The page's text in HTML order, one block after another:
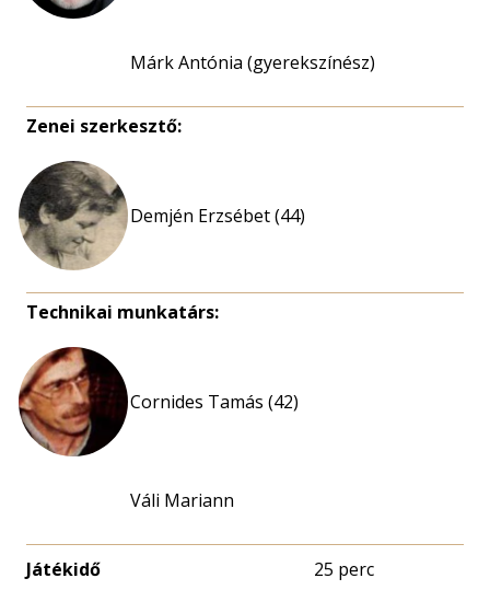
Márk Antónia (gyerekszínész)
Zenei szerkesztő:
Demjén Erzsébet (44)
Technikai munkatárs:
Cornides Tamás (42)
Váli Mariann
Játékidő 25 perc